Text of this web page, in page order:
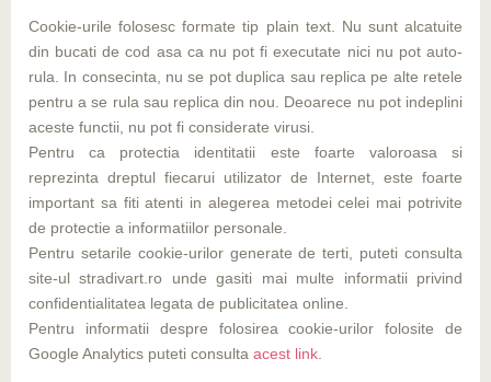
Cookie-urile folosesc formate tip plain text. Nu sunt alcatuite
din bucati de cod asa ca nu pot fi executate nici nu pot auto-
rula. In consecinta, nu se pot duplica sau replica pe alte retele
pentru a se rula sau replica din nou. Deoarece nu pot indeplini
aceste functii, nu pot fi considerate virusi.
Pentru ca protectia identitatii este foarte valoroasa si
reprezinta dreptul fiecarui utilizator de Internet, este foarte
important sa fiti atenti in alegerea metodei celei mai potrivite
de protectie a informatiilor personale.
Pentru setarile cookie-urilor generate de terti, puteti consulta
site-ul stradivart.ro unde gasiti mai multe informatii privind
confidentialitatea legata de publicitatea online.
Pentru informatii despre folosirea cookie-urilor folosite de
Google Analytics puteti consulta acest link.